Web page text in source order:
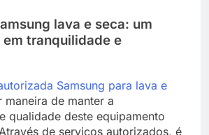
lava e seca: um
tranquilidade e
Samsung para lava e
maneira de manter a
qualidade deste equipamento
de serviços autorizados, é